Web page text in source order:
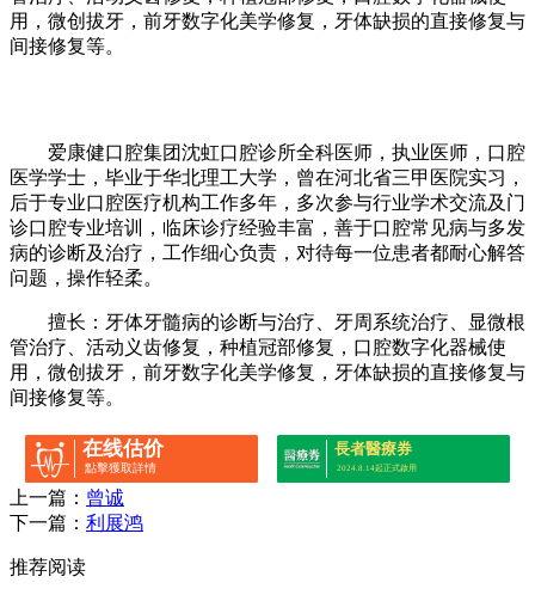
用，微创拔牙，前牙数字化美学修复，牙体缺损的直接修复与
间接修复等。
爱康健口腔集团沈虹口腔诊所全科医师，执业医师，口腔
医学学士，毕业于华北理工大学，曾在河北省三甲医院实习，
后于专业口腔医疗机构工作多年，多次参与行业学术交流及门
诊口腔专业培训，临床诊疗经验丰富，善于口腔常见病与多发
病的诊断及治疗，工作细心负责，对待每一位患者都耐心解答
问题，操作轻柔。
擅长：牙体牙髓病的诊断与治疗、牙周系统治疗、显微根
管治疗、活动义齿修复，种植冠部修复，口腔数字化器械使
用，微创拔牙，前牙数字化美学修复，牙体缺损的直接修复与
间接修复等。
在线估价
點擊獲取詳情
長者醫療券
2024.8.14起正式啟用
上一篇： 曾诚
下一篇： 利展鸿
推荐阅读